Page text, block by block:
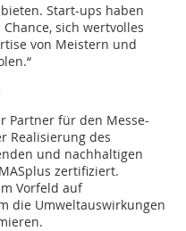
Start-ups haben
sich wertvolles
von Meistern und
Partner für den Messe-
Realisierung des
und nachhaltigen
zertifiziert.
Vorfeld auf
die Umweltauswirkungen